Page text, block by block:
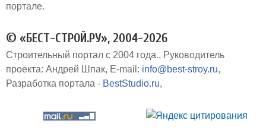
портале
© «БЕСТ-СТРОЙ.РУ», 2004-2026
Строительный портал с 2004 года.
Руководитель
проекта: Андрей Шпак E-mail: info@best-stroy.ru
Разработка портала - BestStudio.ru